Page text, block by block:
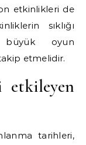
etkinlikleri de
sıklığı
büyük oyun
etmelidir.
etkileyen
tarihleri,